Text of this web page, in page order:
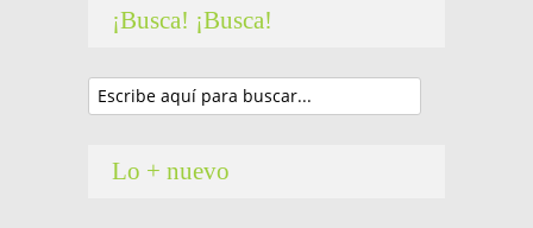
¡Busca! ¡Busca!
Lo + nuevo